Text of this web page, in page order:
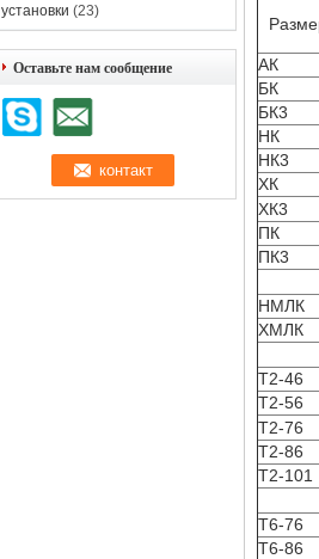
установки (23)
Оставьте нам сообщение
АК
БК
БК3
НК
НК3
ХК
ХК3
ПК
ПК3
НМЛК
ХМЛК
Т2-46
Т2-56
Т2-76
Т2-86
Т2-101
Т6-76
Т6-86